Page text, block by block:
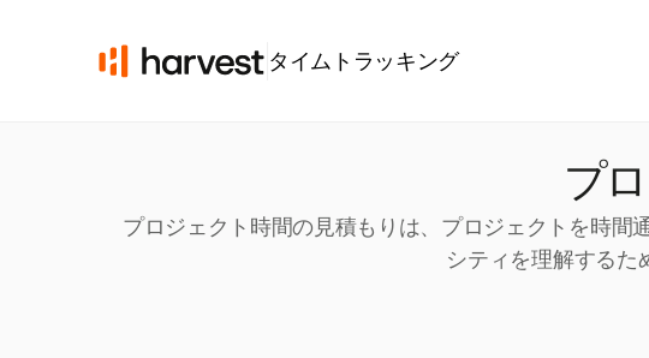
タイムトラッキング
プ
プロジェクト時間の見積もりは、プロジェクトを時
シティを理解するた